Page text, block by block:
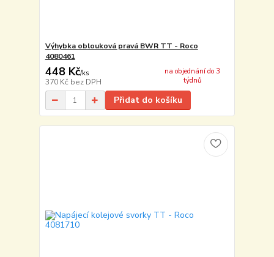
Výhybka oblouková pravá BWR TT - Roco
4080461
448 Kč/ks
370 Kč bez DPH
na objednání do 3
týdnů
Přidat do košíku